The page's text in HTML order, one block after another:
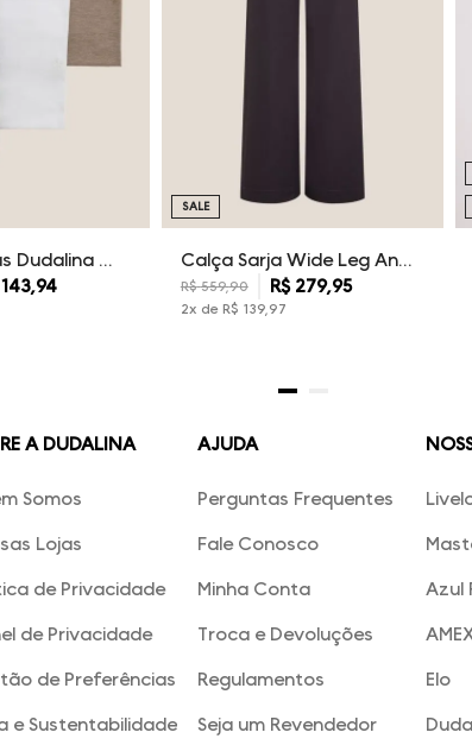
Kit Camisetas Dudalina Masculina
143,94
Calça Sarja Wide Leg Ana Dudalina Feminina
R$ 559,90 R$ 279,95
2x de R$ 139, 97
SALE
A DUDALINA
Somos
Lojas
de Privacidade
de Privacidade
de Preferências
e Sustentabilidade
AJUDA
Perguntas Frequentes
Fale Conosco
Minha Conta
Troca e Devoluções
Regulamentos
Seja um Revendedor
Azul
Elo